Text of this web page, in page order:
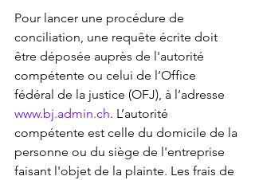
Pour lancer une procédure de
conciliation, une requête écrite doit
être déposée auprès de l'autorité
compétente ou celui de l’Office
fédéral de la justice (OFJ), à l’adresse
www.bj.admin.ch. L’autorité
compétente est celle du domicile de la
personne ou du siège de l'entreprise
faisant l'objet de la plainte. Les frais de